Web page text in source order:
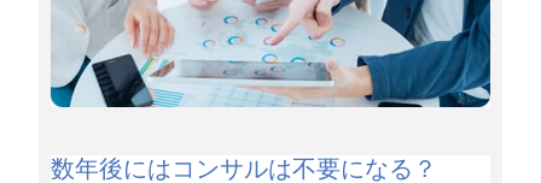
数年後にはコンサルは不要になる？